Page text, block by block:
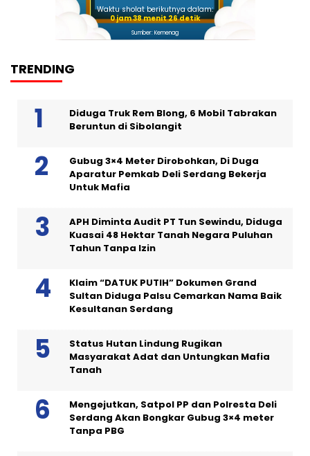
Waktu sholat berikutnya dalam:
0 jam 38 menit 26 detik
Sumber: Kemenag
TRENDING
Diduga Truk Rem Blong, 6 Mobil Tabrakan
Beruntun di Sibolangit
Gubug 3×4 Meter Dirobohkan, Di Duga
Aparatur Pemkab Deli Serdang Bekerja
Untuk Mafia
APH Diminta Audit PT Tun Sewindu, Diduga
Kuasai 48 Hektar Tanah Negara Puluhan
Tahun Tanpa Izin
Klaim “DATUK PUTIH” Dokumen Grand
Sultan Diduga Palsu Cemarkan Nama Baik
Kesultanan Serdang
Status Hutan Lindung Rugikan
Masyarakat Adat dan Untungkan Mafia
Tanah
Mengejutkan, Satpol PP dan Polresta Deli
Serdang Akan Bongkar Gubug 3×4 meter
Tanpa PBG